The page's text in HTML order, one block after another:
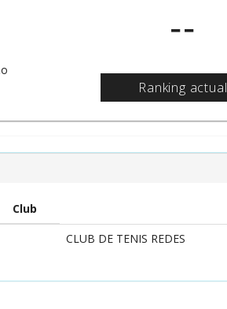
--
Ranking actual
Club
CLUB DE TENIS REDES